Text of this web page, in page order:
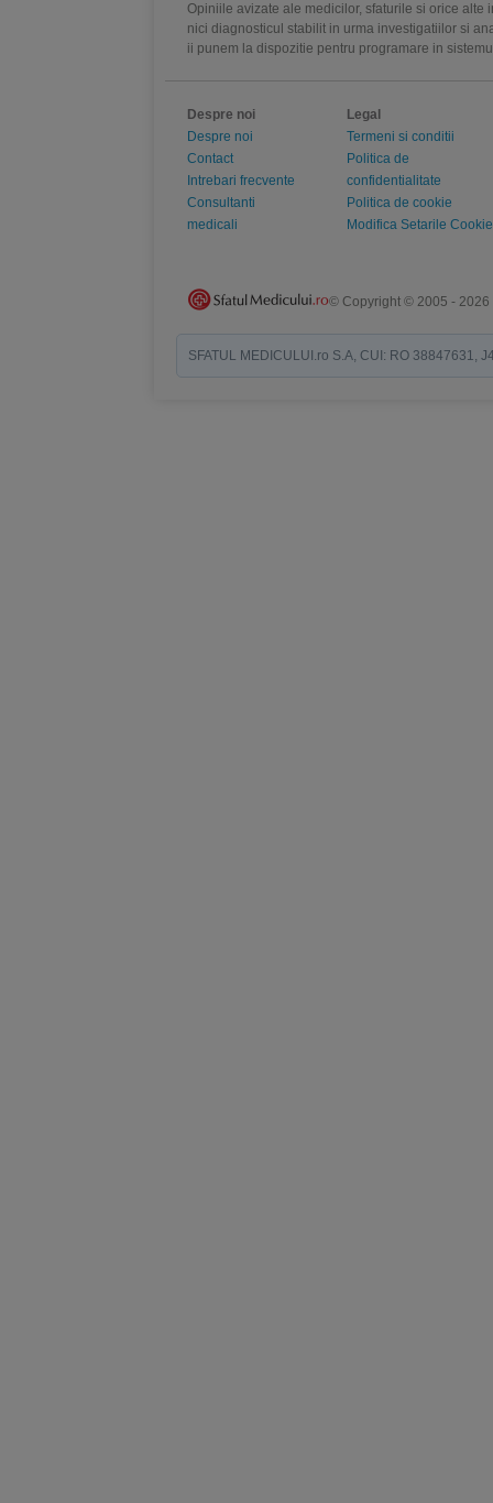
Opiniile avizate ale medicilor, sfaturile si orice
nici diagnosticul stabilit in urma investigatiilor si
ii punem la dispozitie pentru programare in
Despre noi
Despre noi
Contact
Intrebari frecvente
Consultanti
medicali
Legal
Termeni si conditii
Politica de
confidentialitate
Politica de cookie
Modifica Setarile Cookie
© Copyright © 2005 - 2026
SFATUL MEDICULUI.ro S.A, CUI: RO 38847631,